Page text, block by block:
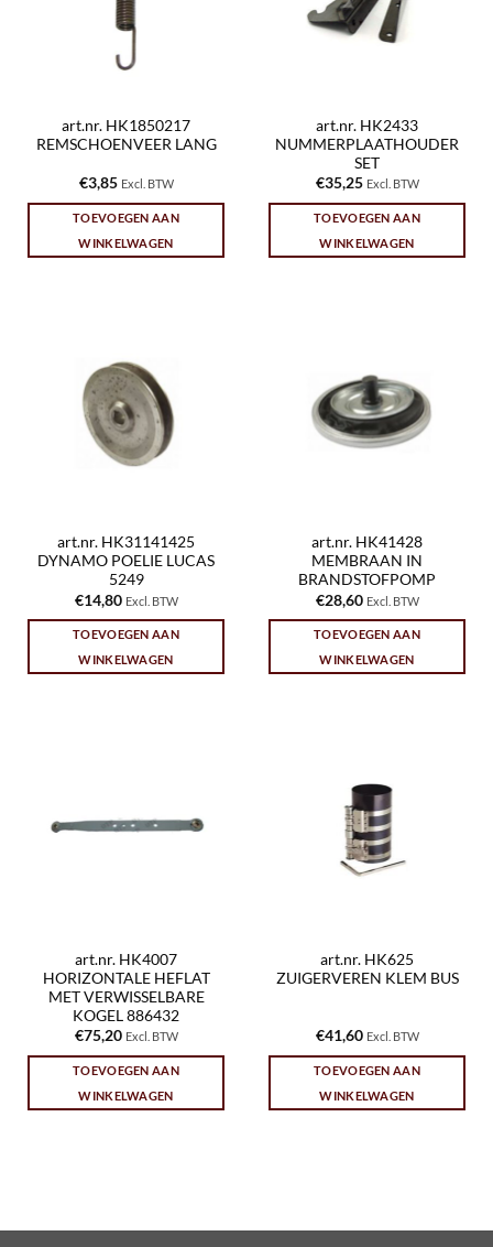
art.nr. HK1850217
REMSCHOENVEER LANG
€3,85 Excl. BTW
TOEVOEGEN AAN
WINKELWAGEN
art.nr. HK2433
NUMMERPLAATHOUDER
SET
€35,25 Excl. BTW
TOEVOEGEN AAN
WINKELWAGEN
art.nr. HK31141425
DYNAMO POELIE LUCAS
5249
€14,80 Excl. BTW
TOEVOEGEN AAN
WINKELWAGEN
art.nr. HK41428
MEMBRAAN IN
BRANDSTOFPOMP
€28,60 Excl. BTW
TOEVOEGEN AAN
WINKELWAGEN
art.nr. HK4007
HORIZONTALE HEFLAT
MET VERWISSELBARE
KOGEL 886432
€75,20 Excl. BTW
TOEVOEGEN AAN
WINKELWAGEN
art.nr. HK625
ZUIGERVEREN KLEM BUS
€41,60 Excl. BTW
TOEVOEGEN AAN
WINKELWAGEN